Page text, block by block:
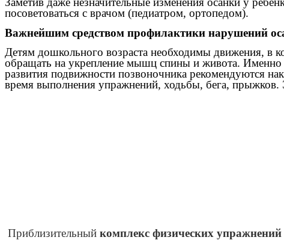
посоветоваться с врачом (педиатром, ортопедом).
Важнейшим средством профилактики нарушений
Детям дошкольного возраста необходимы движения, в
обращать на укрепление мышц спины и живота.
развития подвижности позвоночника рекомендуются
время выполнения упражнений, ходьбы, бега, прыжков.
Приблизительный комплекс физических упражнений